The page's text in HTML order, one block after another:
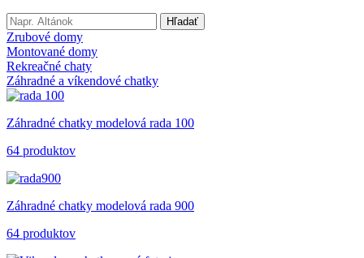
Search
for:
Hľadať
Zrubové domy
Montované domy
Rekreačné chaty
Záhradné a víkendové chatky
Záhradné chatky modelová rada 100
64 produktov
Záhradné chatky modelová rada 900
64 produktov